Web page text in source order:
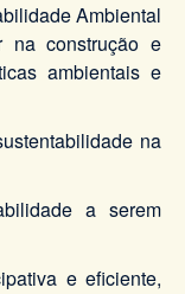
Ambiental
na construção e
ambientais e
na
a serem
e eficiente,